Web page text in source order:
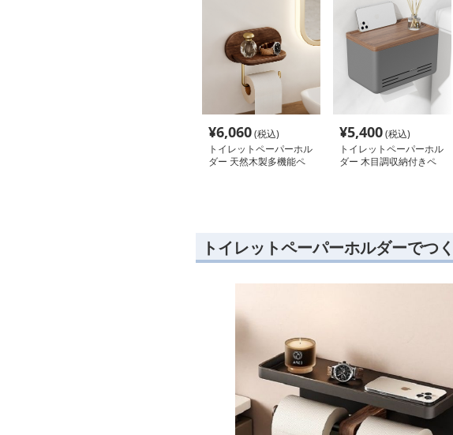
¥6,060(税込)
トイレットペーパーホル
ダー 天然木製多機能ペ
¥5,400(税込)
トイレットペーパーホル
ダー 木目調収納付きペ
トイレットペーパーホルダーでつ